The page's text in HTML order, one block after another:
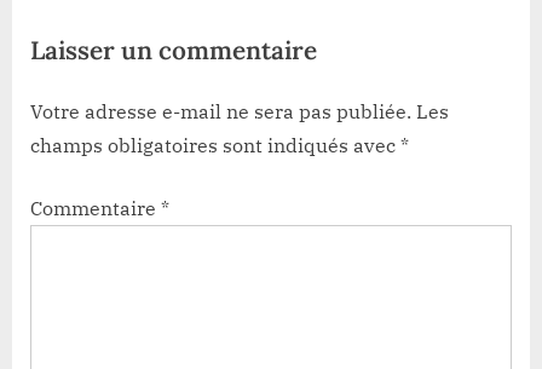
Laisser un commentaire
Votre adresse e-mail ne sera pas publiée. Les
champs obligatoires sont indiqués avec *
Commentaire *